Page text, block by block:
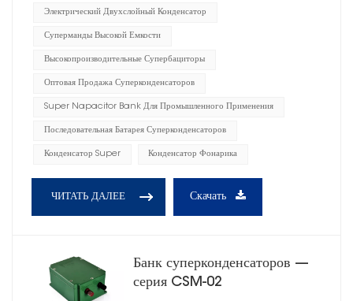
Электрический Двухслойный Конденсатор
Суперманды Высокой Емкости
Высокопроизводительные Супербациторы
Оптовая Продажа Суперконденсаторов
Super Napacitor Bank Для Промышленного Применения
Последовательная Батарея Суперконденсаторов
Конденсатор Super Конденсатор Фонарика
ЧИТАТЬ ДАЛЕЕ Скачать
Банк суперконденсаторов —
серия CSM-02